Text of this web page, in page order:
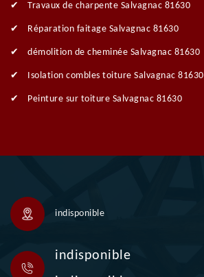
Travaux de charpente Salvagnac 81630
Réparation faitage Salvagnac 81630
démolition de cheminée Salvagnac 81630
Isolation combles toiture Salvagnac 81630
Peinture sur toiture Salvagnac 81630
indisponible
indisponible